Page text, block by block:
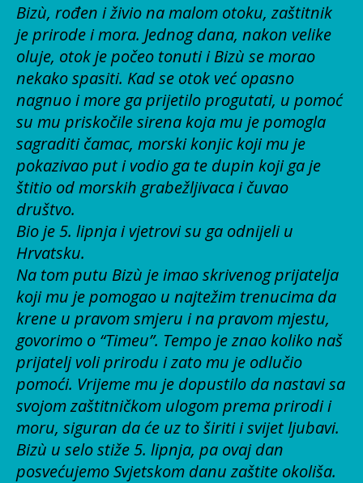
Bizù, rođen i živio na malom otoku, zaštitnik
je prirode i mora. Jednog dana, nakon velike
oluje, otok je počeo tonuti i Bizù se morao
nekako spasiti. Kad se otok već opasno
nagnuo i more ga prijetilo progutati, u pomoć
su mu priskočile sirena koja mu je pomogla
sagraditi čamac, morski konjic koji mu je
pokazivao put i vodio ga te dupin koji ga je
štitio od morskih grabežljivaca i čuvao
društvo.
Bio je 5. lipnja i vjetrovi su ga odnijeli u
Hrvatsku.
Na tom putu Bizù je imao skrivenog prijatelja
koji mu je pomogao u najtežim trenucima da
krene u pravom smjeru i na pravom mjestu,
govorimo o “Timeu”. Tempo je znao koliko naš
prijatelj voli prirodu i zato mu je odlučio
pomoći. Vrijeme mu je dopustilo da nastavi sa
svojom zaštitničkom ulogom prema prirodi i
moru, siguran da će uz to širiti i svijet ljubavi.
Bizù u selo stiže 5. lipnja, pa ovaj dan
posvećujemo Svjetskom danu zaštite okoliša.